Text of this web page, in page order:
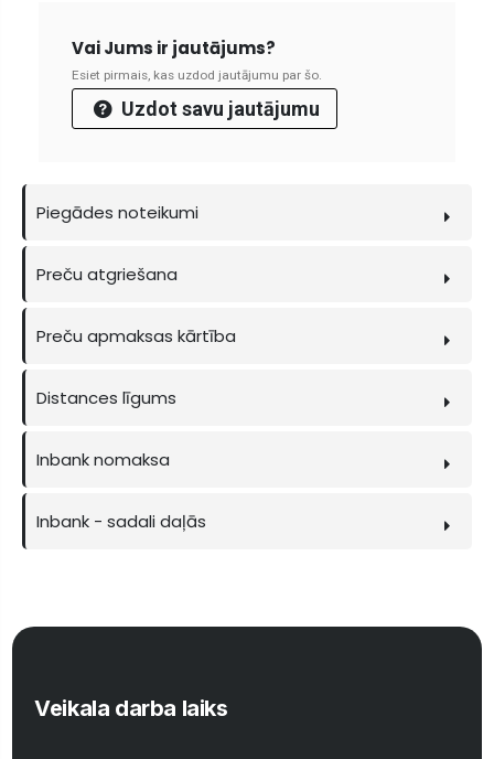
Vai Jums ir jautājums?
Esiet pirmais, kas uzdod jautājumu par šo.
Uzdot savu jautājumu
Piegādes noteikumi
Preču atgriešana
Preču apmaksas kārtība
Distances līgums
Inbank nomaksa
Inbank - sadali daļās
Veikala darba laiks